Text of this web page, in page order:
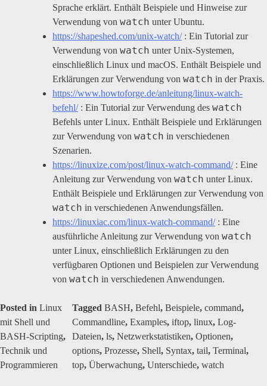
Sprache erklärt. Enthält Beispiele und Hinweise zur
Verwendung von watch unter Ubuntu.
https://shapeshed.com/unix-watch/: Ein Tutorial zur
Verwendung von watch unter Unix-Systemen,
einschließlich Linux und macOS. Enthält Beispiele und
Erklärungen zur Verwendung von watch in der Praxis.
https://www.howtoforge.de/anleitung/linux-watch-
befehl/: Ein Tutorial zur Verwendung des watch
Befehls unter Linux. Enthält Beispiele und Erklärungen
zur Verwendung von watch in verschiedenen
Szenarien.
https://linuxize.com/post/linux-watch-command/: Eine
Anleitung zur Verwendung von watch unter Linux.
Enthält Beispiele und Erklärungen zur Verwendung von
watch in verschiedenen Anwendungsfällen.
https://linuxiac.com/linux-watch-command/: Eine
ausführliche Anleitung zur Verwendung von watch
unter Linux, einschließlich Erklärungen zu den
verfügbaren Optionen und Beispielen zur Verwendung
von watch in verschiedenen Anwendungen.
Posted in Linux
mit Shell und
BASH-Scripting,
Technik und
Programmieren
TaggedBASH,Befehl,Beispiele,command,
Commandline,Examples,iftop,linux,Log-
Dateien,ls,Netzwerkstatistiken,Optionen,
options,Prozesse, Shell, Syntax,tail,Terminal,
top,Überwachung,Unterschiede,watch